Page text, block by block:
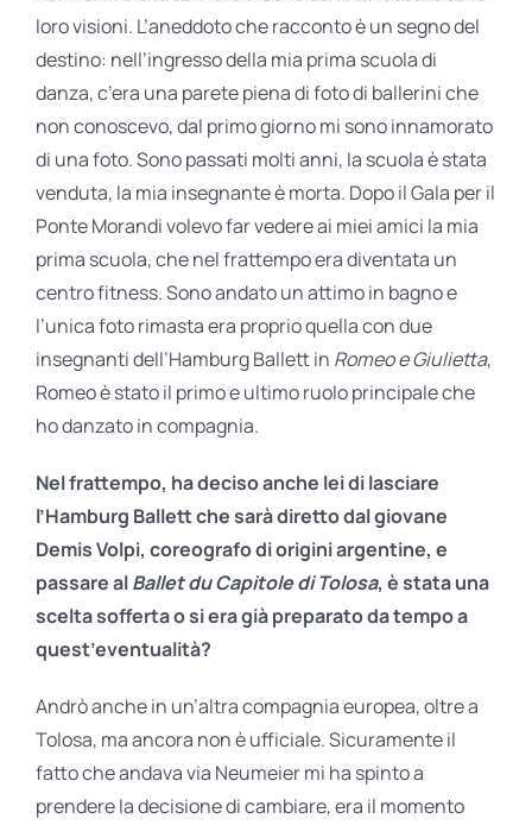
loro visioni. L’aneddoto che racconto è un segno del
destino: nell’ingresso della mia prima scuola di
danza, c’era una parete piena di foto di ballerini che
non conoscevo, dal primo giorno mi sono innamorato
di una foto. Sono passati molti anni, la scuola è stata
venduta, la mia insegnante è morta. Dopo il Gala per il
Ponte Morandi volevo far vedere ai miei amici la mia
prima scuola, che nel frattempo era diventata un
centro fitness. Sono andato un attimo in bagno e
l’unica foto rimasta era proprio quella con due
insegnanti dell’Hamburg Ballett in Romeo e Giulietta,
Romeo è stato il primo e ultimo ruolo principale che
ho danzato in compagnia.
Nel frattempo, ha deciso anche lei di lasciare
l’Hamburg Ballett che sarà diretto dal giovane
Demis Volpi, coreografo di origini argentine, e
passare alBallet du Capitole di Tolosa, è stata una
scelta sofferta o si era già preparato da tempo a
quest’eventualità?
Andrò anche in un’altra compagnia europea, oltre a
Tolosa, ma ancora non è ufficiale. Sicuramente il
fatto che andava via Neumeier mi ha spinto a
prendere la decisione di cambiare, era il momento